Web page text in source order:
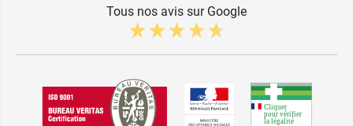
Tous nos avis sur Google